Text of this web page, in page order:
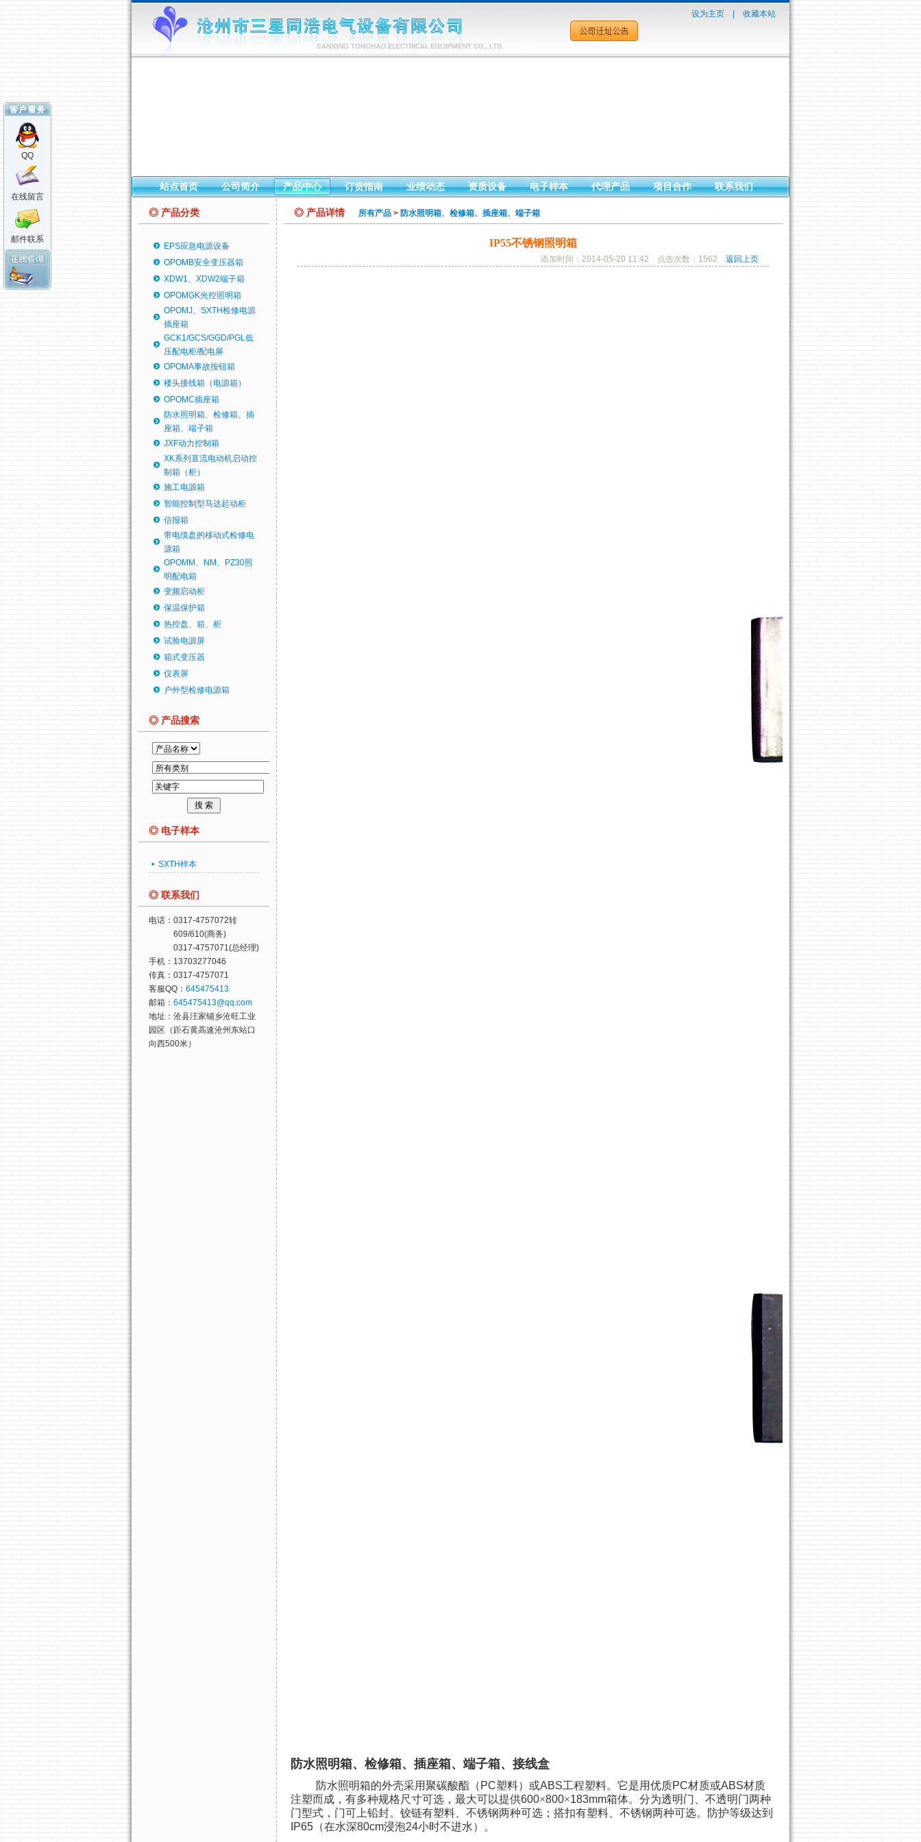
设为主页 收藏本站
站点首页 公司简介 产品中心 订货指南 业绩动态 资质设备 电子样本 代理产品 项目合作 联系我们
◎ 产品分类
EPS应急电源设备
OPOMB安全变压器箱
XDW1、XDW2端子箱
OPOMGK光控照明箱
OPOMJ、SXTH检修电源
插座箱
GCK1/GCS/GGD/PGL低
压配电柜/配电屏
OPOMA事故按钮箱
楼头接线箱（电源箱）
OPOMC插座箱
防水照明箱、检修箱、插
座箱、端子箱
JXF动力控制箱
XK系列直流电动机启动控
制箱（柜）
施工电源箱
智能控制型马达起动柜
信报箱
带电缆盘的移动式检修电
源箱
OPOMM、NM、PZ30照
明配电箱
变频启动柜
保温保护箱
热控盘、箱、柜
试验电源屏
箱式变压器
仪表屏
户外型检修电源箱
◎ 产品搜索
◎ 电子样本
• SXTH样本
◎ 联系我们
电话：0317-4757072转
609/610(商务)
0317-4757071(总经理)
手机：13703277046
传真：0317-4757071
客服QQ： 645475413
邮箱： 645475413@qq.com
地址：沧县汪家铺乡沧旺工业
园区（距石黄高速沧州东站口
向西500米）
◎ 产品详情 所有产品 > 防水照明箱、检修箱、插座箱、端子箱
IP55不锈钢照明箱
添加时间：2014-05-20 11:42 点击次数：1562 返回上页
防水照明箱、检修箱、插座箱、端子箱、接线盒
防水照明箱的外壳采用聚碳酸酯（ PC塑料）或ABS工程塑料。它是用优质PC材质或ABS材质
注塑而成，有多种规格尺寸可选，最大可以提供600×800×183mm箱体。分为透明门、不透明门两种
门型式，门可上铅封。铰链有塑料、不锈钢两种可选；搭扣有塑料、不锈钢两种可选。防护等级达到
IP65 （在水深80cm浸泡24小时不进水）。
QQ
在线留言
邮件联系